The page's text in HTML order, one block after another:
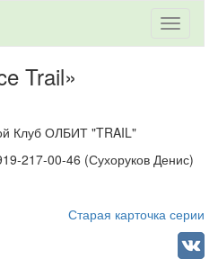
Toggle
Trail»
Клуб ОЛБИТ "TRAIL"
217-00-46 (Сухоруков Денис)
Старая карточка серии